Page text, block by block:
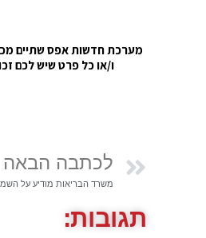
מערכת חדשות אפס שתיים
ו/או כל פרט שיש לכם
לכתבה הבאה
משרד הבריאות מודיע על
תגובות: